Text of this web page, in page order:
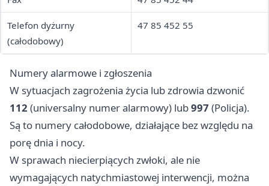
Telefon dyżurny
(całodobowy)
47 85 452 55
Numery alarmowe i zgłoszenia
W sytuacjach zagrożenia życia lub zdrowia dzwonić
112 (universalny numer alarmowy) lub997 (Policja).
Są to numery całodobowe, działające bez względu na
porę dnia i nocy.
W sprawach niecierpiących zwłoki, ale nie
wymagających natychmiastowej interwencji, można